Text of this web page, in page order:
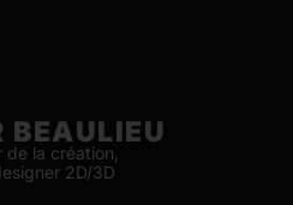
BEAULIEU
de la création,
2D/3D